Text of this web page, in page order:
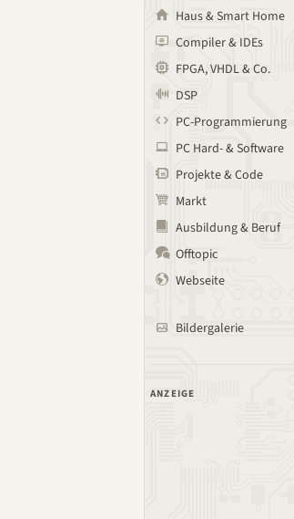
Haus & Smart Home
Compiler & IDEs
FPGA, VHDL & Co.
DSP
PC-Programmierung
PC Hard- & Software
Projekte & Code
Markt
Ausbildung & Beruf
Offtopic
Webseite
Bildergalerie
ANZEIGE